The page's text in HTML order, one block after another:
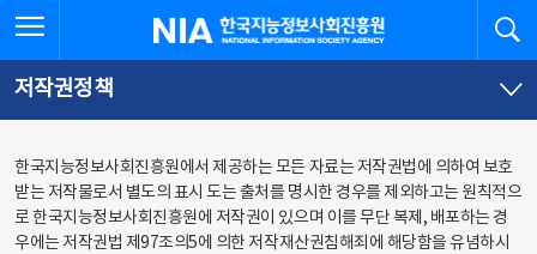
문
로
가
체
뉴
바
가
한국지능정보사회진흥원
저작권정책
한국지능정보사회진흥원에서 제공하는 모든 자료는 저작권법에 의하여 보호
받는 저작물로서 별도의 표시 도는 출처를 명시한 경우를 제외하고는 원칙적으
로 한국지능정보사회진흥원에 저작권이 있으며 이를 무단 복제, 배포하는 경
우에는 저작권법 제97조의5에 의한 저작재산권침해죄에 해당함을 유념하시